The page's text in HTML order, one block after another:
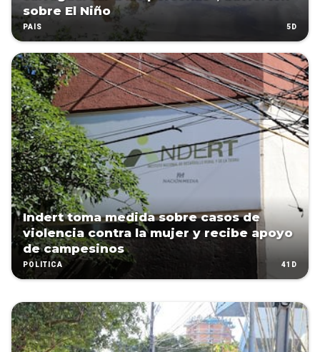
sobre El Niño
PAÍS 5D
Indert toma medida sobre casos de
violencia contra la mujer y recibe apoyo
de campesinos
POLÍTICA 41D